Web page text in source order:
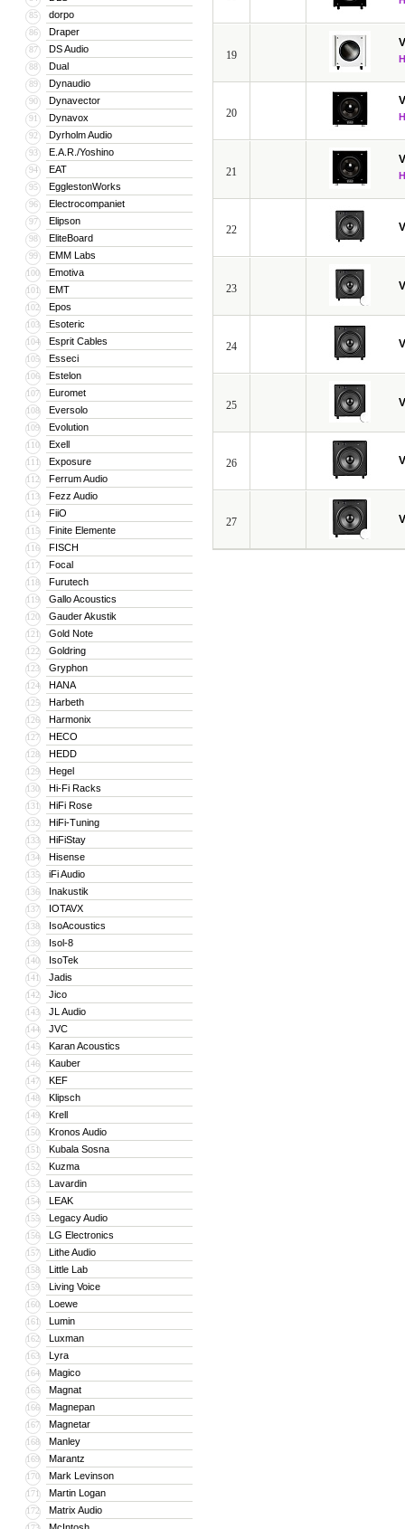
85 dorpo
86 Draper
87 DS Audio
88 Dual
89 Dynaudio
90 Dynavector
91 Dynavox
92 Dyrholm Audio
93 E.A.R./Yoshino
94 EAT
95 EgglestonWorks
96 Electrocompaniet
97 Elipson
98 EliteBoard
99 EMM Labs
100 Emotiva
101 EMT
102 Epos
103 Esoteric
104 Esprit Cables
105 Esseci
106 Estelon
107 Euromet
108 Eversolo
109 Evolution
110 Exell
111 Exposure
112 Ferrum Audio
113 Fezz Audio
114 FiiO
115 Finite Elemente
116 FISCH
117 Focal
118 Furutech
119 Gallo Acoustics
120 Gauder Akustik
121 Gold Note
122 Goldring
123 Gryphon
124 HANA
125 Harbeth
126 Harmonix
127 HECO
128 HEDD
129 Hegel
130 Hi-Fi Racks
131 HiFi Rose
132 HiFi-Tuning
133 HiFiStay
134 Hisense
135 iFi Audio
136 Inakustik
137 IOTAVX
138 IsoAcoustics
139 Isol-8
140 IsoTek
141 Jadis
142 Jico
143 JL Audio
144 JVC
145 Karan Acoustics
146 Kauber
147 KEF
148 Klipsch
149 Krell
150 Kronos Audio
151 Kubala Sosna
152 Kuzma
153 Lavardin
154 LEAK
155 Legacy Audio
156 LG Electronics
157 Lithe Audio
158 Little Lab
159 Living Voice
160 Loewe
161 Lumin
162 Luxman
163 Lyra
164 Magico
165 Magnat
166 Magnepan
167 Magnetar
168 Manley
169 Marantz
170 Mark Levinson
171 Martin Logan
172 Matrix Audio
19
20
21
22
23
24
25
26
27